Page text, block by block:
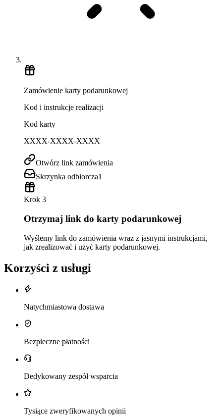
Zamówienie karty podarunkowej
Kod i instrukcje realizacji
Kod karty
XXXX-XXXX-XXXX
Otwórz link zamówienia
Skrzynka odbiorcza1
Krok 3
Otrzymaj link do karty podarunkowej
Wyślemy link do zamówienia wraz z jasnymi instrukcjami,
jak zrealizować i użyć karty podarunkowej.
Korzyści z usługi
Natychmiastowa dostawa
Bezpieczne płatności
Dedykowany zespół wsparcia
Tysiące zweryfikowanych opinii